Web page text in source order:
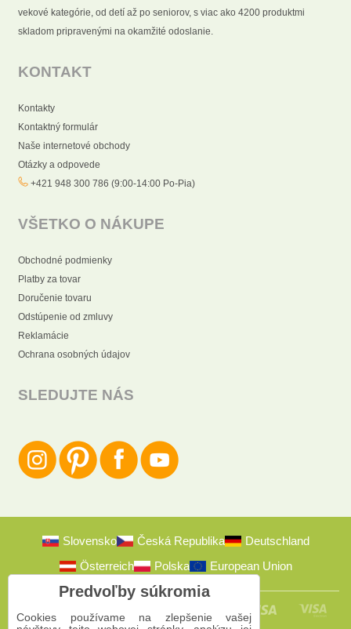
vekové kategórie, od detí až po seniorov, s viac ako 4200 produktmi
skladom pripravenými na okamžité odoslanie.
KONTAKT
Kontakty
Kontaktný formulár
Naše internetové obchody
Otázky a odpovede
+421 948 300 786 (9:00-14:00 Po-Pia)
VŠETKO O NÁKUPE
Obchodné podmienky
Platby za tovar
Doručenie tovaru
Odstúpenie od zmluvy
Reklamácie
Ochrana osobných údajov
SLEDUJTE NÁS
Slovensko Česká Republika
Deutschland
Österreich
Polska European Union
Predvoľby súkromia
Cookies používame na zlepšenie vašej